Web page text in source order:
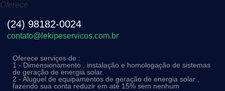
Oferece
(24) 98182-0024
contato@lekipeservicos.com.br
Oferece serviços de :
1 - Dimensionamento , instalação e homologação de sistemas
de geração de energia solar.
2 - Aluguel de equipamentos de geração de energia solar ,
fazendo sua conta reduzir em até 15% sem nenhum